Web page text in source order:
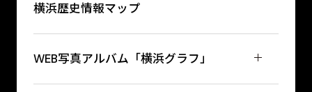
横浜歴史情報マップ
WEB写真アルバム「横浜グラフ」